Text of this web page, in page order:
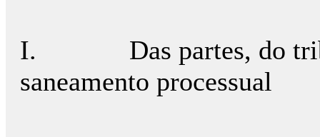
I.
Das partes, do
saneamento processual